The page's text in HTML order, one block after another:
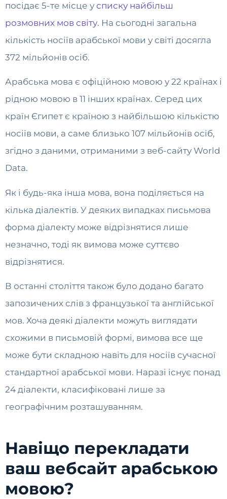
посідає 5-те місце у списку найбільш
розмовних мов світу. На сьогодні загальна
кількість носіїв арабської мови у світі досягла
372 мільйонів осіб.
Арабська мова є офіційною мовою у 22 країнах і
рідною мовою в 11 інших країнах. Серед цих
країн Єгипет є країною з найбільшою кількістю
носіїв мови, а саме близько 107 мільйонів осіб,
згідно з даними, отриманими з веб-сайту World
Data.
Як і будь-яка інша мова, вона поділяється на
кілька діалектів. У деяких випадках письмова
форма діалекту може відрізнятися лише
незначно, тоді як вимова може суттєво
відрізнятися.
В останні століття також було додано багато
запозичених слів з французької та англійської
мов. Хоча деякі діалекти можуть виглядати
схожими в письмовій формі, вимова все ще
може бути складною навіть для носіїв сучасної
стандартної арабської мови. Наразі існує понад
24 діалекти, класифіковані лише за
географічним розташуванням.
Навіщо перекладати
ваш вебсайт арабською
мовою?